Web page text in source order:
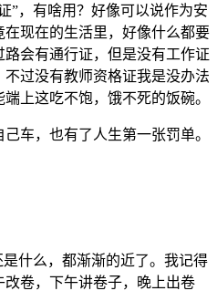
”，有啥用？好像可以说作为安
现在的生活里，好像什么都要
会有通行证，但是没有工作证
过没有教师资格证我是没办法
上这吃不饱，饿不死的饭碗。
车，也有了人生第一张罚单。
什么，都渐渐的近了。我记得